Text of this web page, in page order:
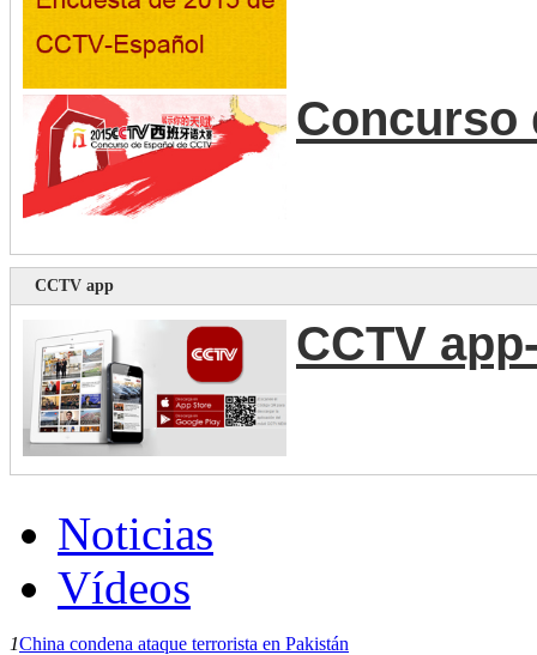
Concurso
CCTV app
CCTV
Noticias
Vídeos
1China condena ataque terrorista en Pakistán